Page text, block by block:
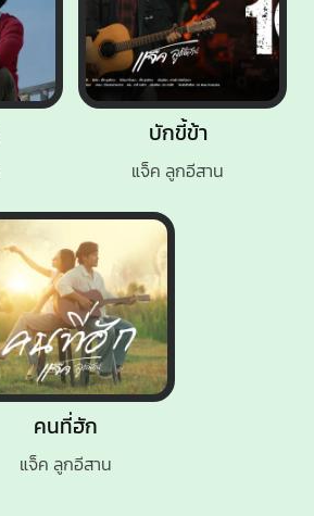
บักขี้ข้า
แจ็ค ลูกอีสาน
คนที่ฮัก
แจ็ค ลูกอีสาน